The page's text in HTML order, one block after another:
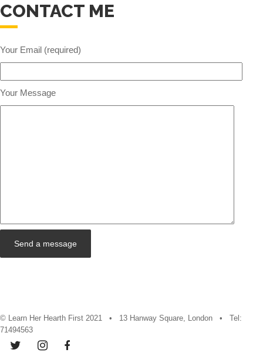
CONTACT ME
Your Email (required)
Your Message
© Learn Her Hearth First 2021 • 13 Hanway Square, London • Tel:
71494563